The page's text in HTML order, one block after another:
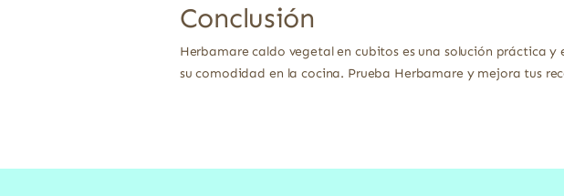
Conclusión
Herbamare caldo vegetal en cubitos es una solución práctica
su comodidad en la cocina. Prueba Herbamare y mejora tus